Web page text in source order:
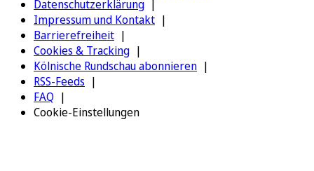
Datenschutzerklärung
Impressum und Kontakt
Barrierefreiheit
Cookies & Tracking
Kölnische Rundschau abonnieren
RSS-Feeds
FAQ
Cookie-Einstellungen